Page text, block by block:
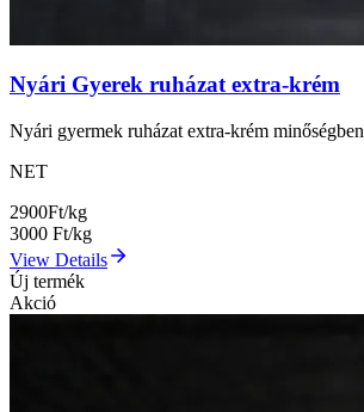
Nyári Gyerek ruházat extra-krém
Nyári gyermek ruházat extra-krém minőségben
NET
2900Ft/kg
3000 Ft/kg
View Details
Új termék
Akció